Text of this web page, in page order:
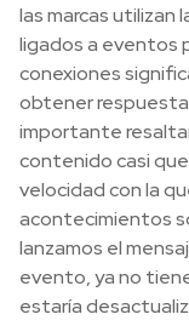
las marcas utilizan
ligados a eventos
conexiones
obtener
importante
contenido casi que
velocidad con la
acontecimientos
lanzamos el
evento, ya no
estaría